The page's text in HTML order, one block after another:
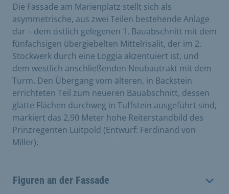
Die Fassade am Marienplatz stellt sich als
asymmetrische, aus zwei Teilen bestehende Anlage
dar – dem östlich gelegenen 1. Bauabschnitt mit dem
fünfachsigen übergiebelten Mittelrisalit, der im 2.
Stockwerk durch eine Loggia akzentuiert ist, und
dem westlich anschließenden Neubautrakt mit dem
Turm. Den Übergang vom älteren, in Backstein
errichteten Teil zum neueren Bauabschnitt, dessen
glatte Flächen durchweg in Tuffstein ausgeführt sind,
markiert das 2,90 Meter hohe Reiterstandbild des
Prinzregenten Luitpold (Entwurf: Ferdinand von
Miller).
Figuren an der Fassade